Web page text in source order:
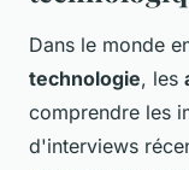
Dans le monde
technologie, les
comprendre les
d'interviews